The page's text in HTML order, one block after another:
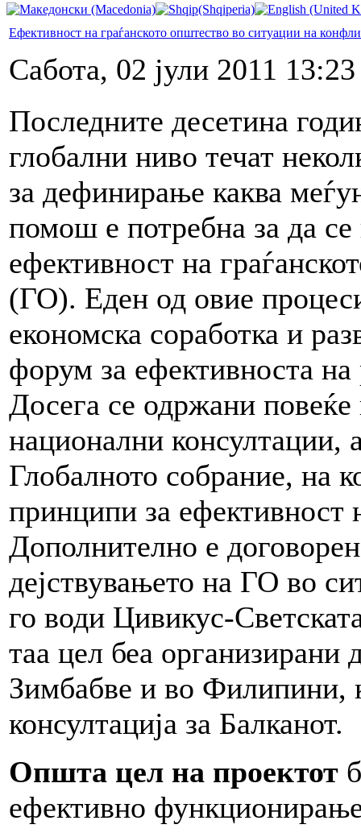
Ефективност на граѓанското општество во ситуации на
Сабота, 02 јули 2011 13:23
Последните десетина
глобални ниво течат
за дефинирање каква
помош е потребна за да се
ефективност на
(ГО). Еден од овие
економска соработка и
форум за ефективноста
Досега се одржани
национални консултации,
Глобалното собрание, на
принципи за ефективност
Дополнително е
дејствувањето на ГО во
го води Цивикус-
таа цел беа организирани
Зимбабве и во Филипини,
консултација за Балканот.
Општа цел на проектот
ефективно